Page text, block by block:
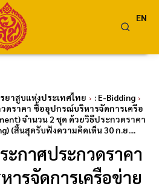
EN
ยาสูบแห่งประเทศไทย
: E-Bidding
ดราคา ซื้ออุปกรณ์บริหารจัดการเครือ
จำนวน 2 ชุด ด้วยวิธีประกวดราคา
(สิ้นสุดรับฟังความคิดเห็น 30 ก.ย....
ะกาศประกวดราคา
รจัดการเครือข่าย